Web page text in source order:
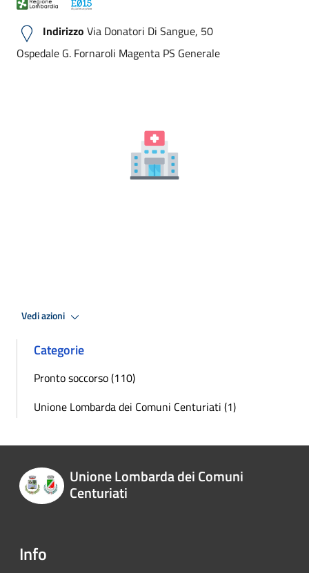
Indirizzo Via Donatori Di Sangue, 50
Ospedale G. Fornaroli Magenta PS Generale
Vedi azioni
Categorie
Pronto soccorso (110)
Unione Lombarda dei Comuni Centuriati (1)
Unione Lombarda dei Comuni
Centuriati
Info